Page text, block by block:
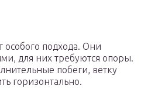
подхода. Они
для них требуются опоры.
побеги, ветку
горизонтально.